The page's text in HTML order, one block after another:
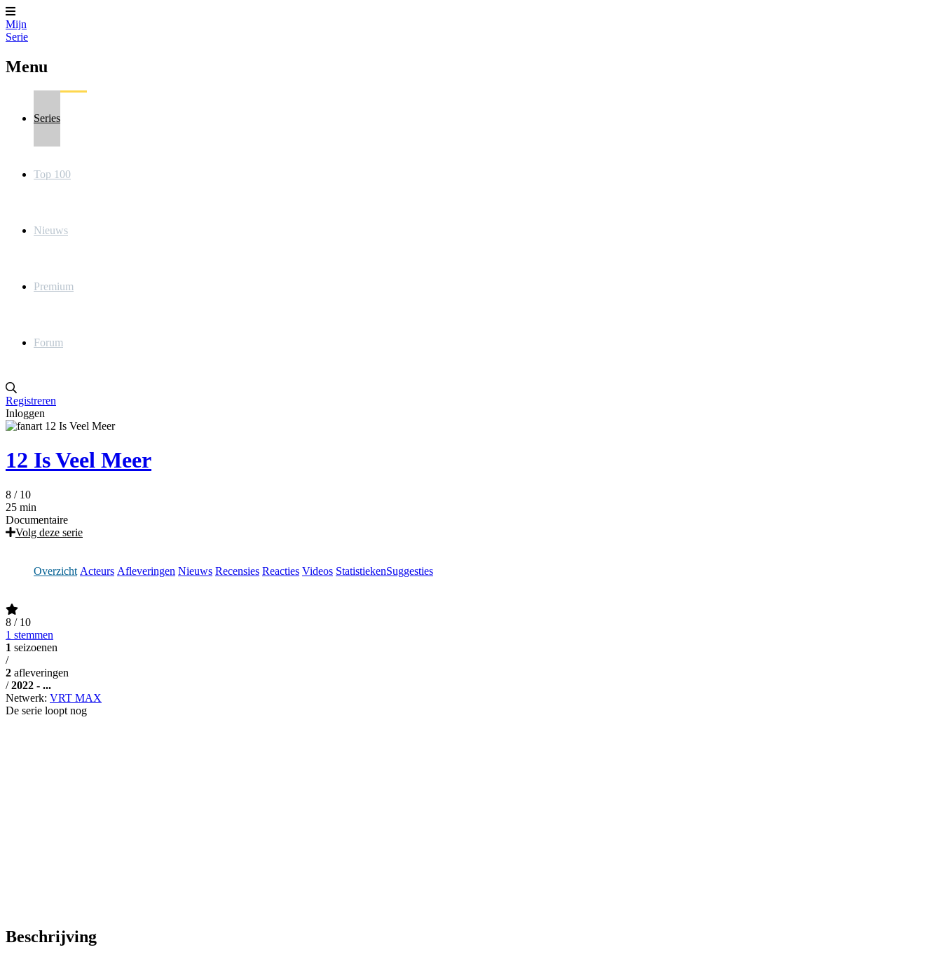
Mijn
Serie
Menu
Series
Top 100
Nieuws
Premium
Forum
Registreren
Inloggen
12 Is Veel Meer
8 / 10
25 min
Documentaire
Volg deze serie
Overzicht Acteurs Afleveringen Nieuws Recensies Reacties Videos StatistiekenSuggesties
8 / 10
1 stemmen
1 seizoenen
/
2 afleveringen
/ 2022 - ...
Netwerk: VRT MAX
De serie loopt nog
Beschrijving